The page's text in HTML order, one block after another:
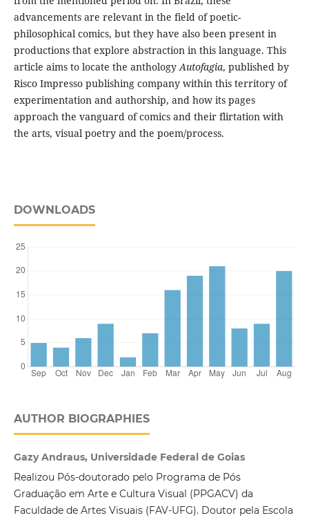
advancements are relevant in the field of poetic-
philosophical comics, but they have also been present in
productions that explore abstraction in this language. This
article aims to locate the anthologyAutofagia, published by
Risco Impresso publishing company within this territory of
experimentation and authorship, and how its pages
approach the vanguard of comics and their flirtation with
the arts, visual poetry and the poem/process.
DOWNLOADS
AUTHOR BIOGRAPHIES
Gazy Andraus, Universidade Federal de Goias
Realizou Pós-doutorado pelo Programa de Pós
Graduação em Arte e Cultura Visual (PPGACV) da
Faculdade de Artes Visuais (FAV-UFG). Doutor pela Escola